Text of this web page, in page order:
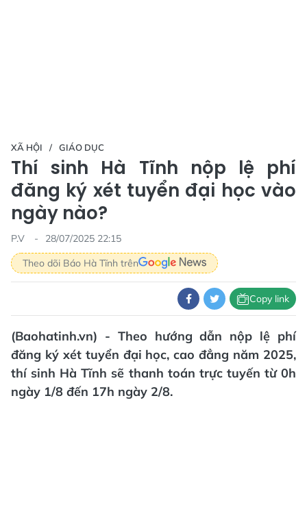
XÃ HỘI GIÁO DỤC
Thí sinh Hà Tĩnh nộp lệ phí
đăng ký xét tuyển đại học vào
ngày nào?
P.V
28/07/2025 22:15
Theo dõi Báo Hà Tĩnh trên
Copy link
(Baohatinh.vn) - Theo hướng dẫn nộp lệ phí
đăng ký xét tuyển đại học, cao đẳng năm 2025,
thí sinh Hà Tĩnh sẽ thanh toán trực tuyến từ 0h
ngày 1/8 đến 17h ngày 2/8.